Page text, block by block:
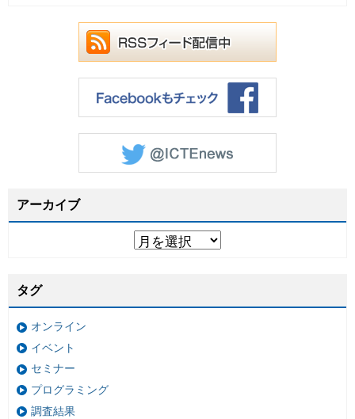
アーカイブ
タグ
オンライン
イベント
セミナー
プログラミング
調査結果